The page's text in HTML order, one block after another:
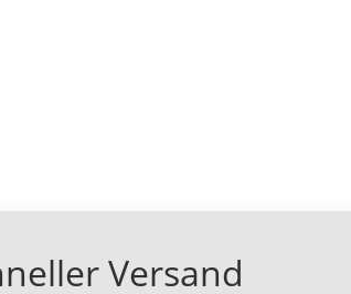
Versand